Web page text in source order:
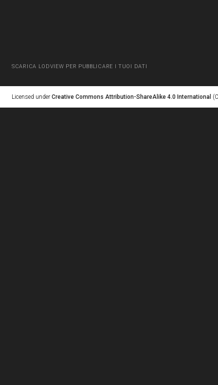
SCARICA LODVIEW PER PUBBLICARE I TUOI DATI
Licensed under Creative Commons Attribution-ShareAlike 4.0 International